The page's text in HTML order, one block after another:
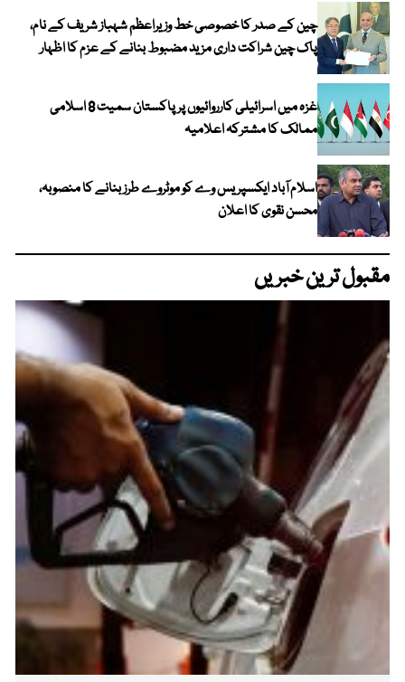
چین کے صدر کا خصوصی خط وزیراعظم شہباز شریف کے نام،
پاک چین شراکت داری مزید مضبوط بنانے کے عزم کا اظہار
غزہ میں اسرائیلی کارروائیوں پر پاکستان سمیت 8 اسلامی
ممالک کا مشترکہ اعلامیہ
اسلام آباد ایکسپریس وے کو موٹروے طرز بنانے کا منصوبہ،
محسن نقوی کا اعلان
مقبول ترین خبریں